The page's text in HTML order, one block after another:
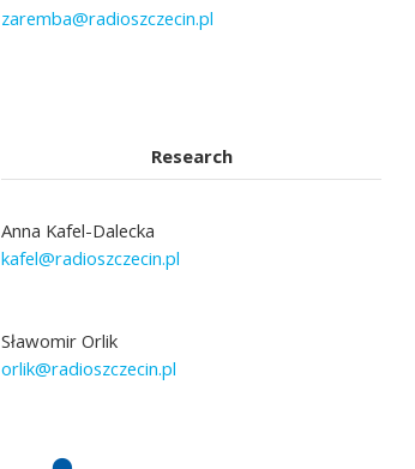
zaremba@radioszczecin.pl
Research
Anna Kafel-Dalecka
kafel@radioszczecin.pl
Sławomir Orlik
orlik@radioszczecin.pl